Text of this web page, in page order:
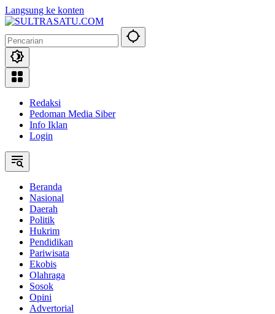
Langsung ke konten
Redaksi
Pedoman Media Siber
Info Iklan
Login
Beranda
Nasional
Daerah
Politik
Hukrim
Pendidikan
Pariwisata
Ekobis
Olahraga
Sosok
Opini
Advertorial